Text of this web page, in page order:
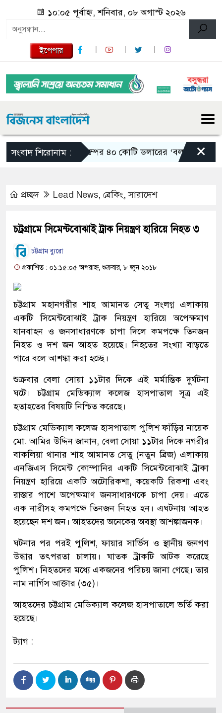
১০:০৫ পূর্বাহ্ন, শনিবার, ০৮ অগাস্ট ২০২৬
ইপেপার
সংবাদ শিরোনাম :ট্রাম্পের ৪০ কোটি ডলারের ‘বলরুম প্রকল্প’
×
প্রচ্ছদ Lead News, ব্রেকিং,সারাদেশ
চট্রগ্রামে সিমেন্টবোঝাই ট্রাক নিয়ন্ত্রণ হারিয়ে নিহত ৩
চট্টগ্রাম ব্যুরো
প্রকাশিত : ০১:১৫:০৫ অপরাহ্ন, শুক্রবার, ৮ জুন ২০১৮
চট্টগ্রাম মহানগরীর শাহ আমানত সেতু সংলগ্ন এলাকায়
একটি সিমেন্টবোঝাই ট্রাক নিয়ন্ত্রণ হারিয়ে অপেক্ষমাণ
যানবাহন ও জনসাধারণকে চাপা দিলে কমপক্ষে তিনজন
নিহত ও দশ জন আহত হয়েছে। নিহতের সংখ্যা বাড়তে
পারে বলে আশঙ্কা করা হচ্ছে।
শুক্রবার বেলা সোয়া ১১টার দিকে এই মর্মান্তিক দুর্ঘটনা
ঘটে। চট্টগ্রাম মেডিক্যাল কলেজ হাসপাতাল সূত্র এই
হতাহতের বিষয়টি নিশ্চিত করেছে।
চট্টগ্রাম মেডিক্যাল কলেজ হাসপাতাল পুলিশ ফাঁড়ির নায়েক
মো. আমির উদ্দিন জানান, বেলা সোয়া ১১টার দিকে নগরীর
বাকলিয়া থানার শাহ আমানত সেতু (নতুন ব্রিজ) এলাকায়
এনজিএস সিমেন্ট কোম্পানির একটি সিমেন্টবোঝাই ট্রাকা
নিয়ন্ত্রণ হারিয়ে একটি অটোরিকশা, কয়েকটি রিকশা এবং
রাস্তার পাশে অপেক্ষমাণ জনসাধারণকে চাপা দেয়। এতে
এক নারীসহ কমপক্ষে তিনজন নিহত হন। এঘটনায় আহত
হয়েছেন দশ জন। আহতদের অনেকের অবস্থা আশঙ্কাজনক।
ঘটনার পর পরই পুলিশ, ফায়ার সার্ভিস ও স্থানীয় জনগণ
উদ্ধার তৎপরতা চালায়। ঘাতক ট্রাকটি আটক করেছে
পুলিশ। নিহতদের মধ্যে একজনের পরিচয় জানা গেছে। তার
নাম নার্গিস আক্তার (৩৫)।
আহতদের চট্টগ্রাম মেডিক্যাল কলেজ হাসপাতালে ভর্তি করা
হয়েছে।
ট্যাগ :